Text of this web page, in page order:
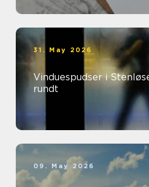
31. May 2026
Vinduespudser i
rundt
09. May 2026